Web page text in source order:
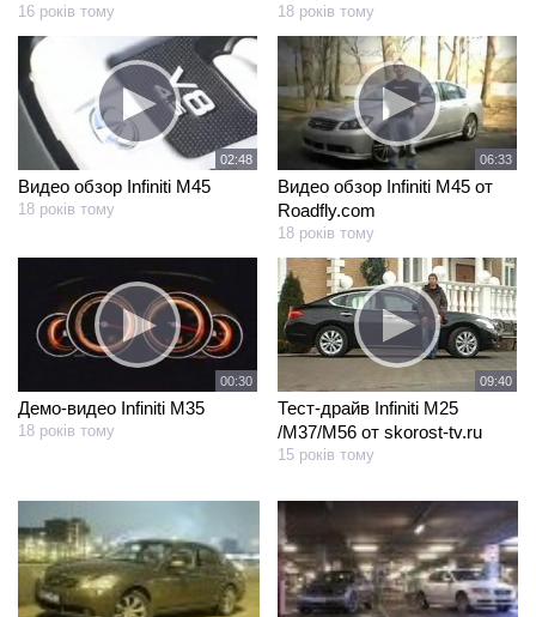
16 років тому 18 років тому
02:48
Видео обзор Infiniti M45
18 років тому
06:33
Видео обзор Infiniti M45 от
Roadfly.com
18 років тому
00:30
Демо-видео Infiniti M35
18 років тому
09:40
Тест-драйв Infiniti M25
/M37/M56 от skorost-tv.ru
15 років тому